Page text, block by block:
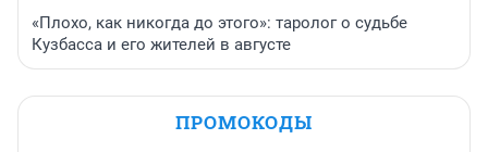
«Плохо, как никогда до этого»: таролог о судьбе
Кузбасса и его жителей в августе
ПРОМОКОДЫ